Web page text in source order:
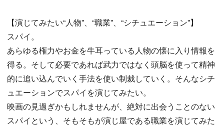
【演じてみたい“人物”、“職業”、“シチュエーション”】
スパイ。
あらゆる権力やお金を牛耳っている人物の懐に入り情報を
得る。そして必要であれば武力ではなく頭脳を使って精神
的に追い込んでいく手法を使い制裁していく。そんなシチ
ュエーションでスパイを演じてみたい。
映画の見過ぎかもしれませんが、絶対に出会うことのない
スパイという、そもそもが演じ屋である職業を演じてみた